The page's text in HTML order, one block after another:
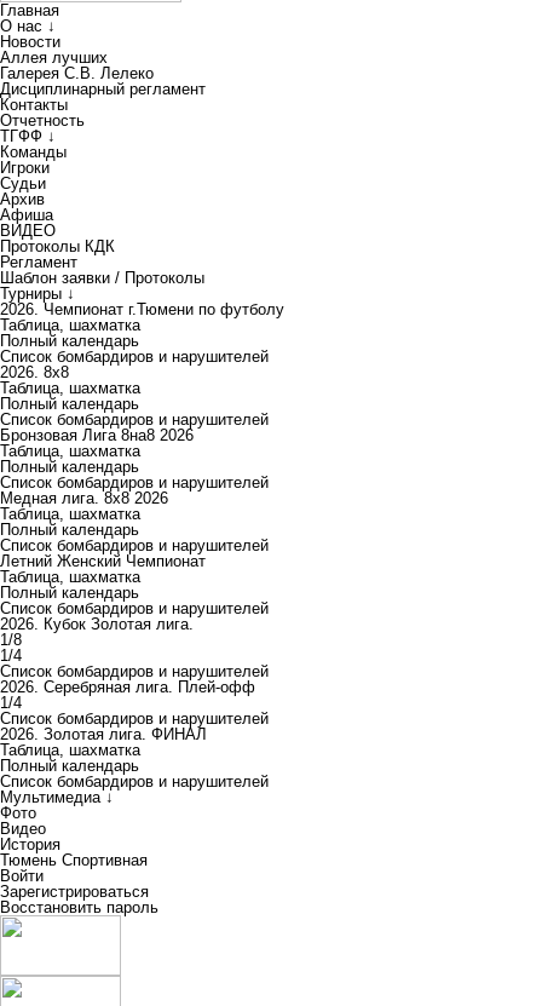
Главная
О нас ↓
Новости
Аллея лучших
Галерея С.В. Лелеко
Дисциплинарный регламент
Контакты
Отчетность
ТГФФ ↓
Команды
Игроки
Судьи
Архив
Афиша
ВИДЕО
Протоколы КДК
Регламент
Шаблон заявки / Протоколы
Турниры ↓
2026. Чемпионат г.Тюмени по футболу
Таблица, шахматка
Полный календарь
Список бомбардиров и нарушителей
2026. 8х8
Таблица, шахматка
Полный календарь
Список бомбардиров и нарушителей
Бронзовая Лига 8на8 2026
Таблица, шахматка
Полный календарь
Список бомбардиров и нарушителей
Медная лига. 8x8 2026
Таблица, шахматка
Полный календарь
Список бомбардиров и нарушителей
Летний Женский Чемпионат
Таблица, шахматка
Полный календарь
Список бомбардиров и нарушителей
2026. Кубок Золотая лига.
1/8
1/4
Список бомбардиров и нарушителей
2026. Серебряная лига. Плей-офф
1/4
Список бомбардиров и нарушителей
2026. Золотая лига. ФИНАЛ
Таблица, шахматка
Полный календарь
Список бомбардиров и нарушителей
Мультимедиа ↓
Фото
Видео
История
Тюмень Спортивная
Войти
Зарегистрироваться
Восстановить пароль